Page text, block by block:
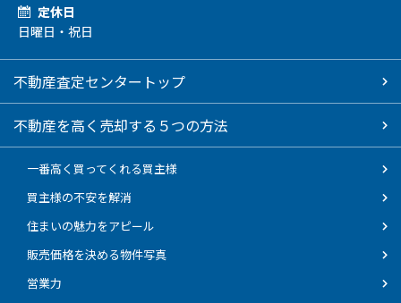
定休日
日曜日・祝日
不動産査定センタートップ
不動産を高く売却する５つの方法
一番高く買ってくれる買主様
買主様の不安を解消
住まいの魅力をアピール
販売価格を決める物件写真
営業力